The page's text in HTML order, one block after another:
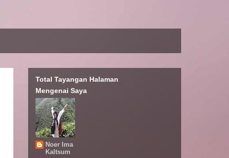
Total Tayangan Halaman
Mengenai Saya
Noer Ima
Kaltsum